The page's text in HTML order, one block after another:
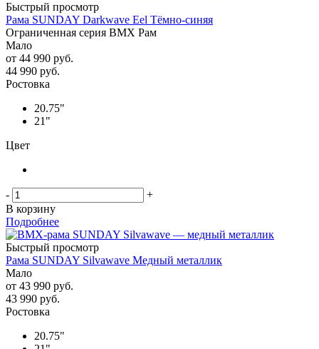
Быстрый просмотр
Рама SUNDAY Darkwave Eel Тёмно-синяя
Ограниченная серия BMX Рам
Мало
от 44 990 руб.
44 990 руб.
Ростовка
20.75"
21"
Цвет
-
+
В корзину
Подробнее
Быстрый просмотр
Рама SUNDAY Silvawave Медный металлик
Мало
от 43 990 руб.
43 990 руб.
Ростовка
20.75"